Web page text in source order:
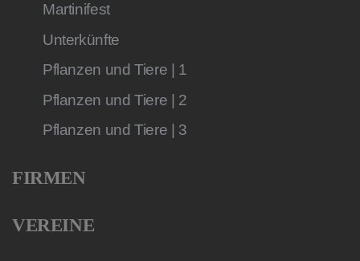
Martinifest
Unterkünfte
Pflanzen und Tiere | 1
Pflanzen und Tiere | 2
Pflanzen und Tiere | 3
FIRMEN
VEREINE